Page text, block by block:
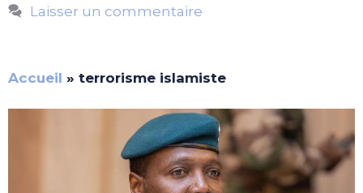
Laisser un commentaire
Accueil » terrorisme islamiste